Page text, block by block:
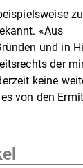
«Aus
und in
der
keine
von den